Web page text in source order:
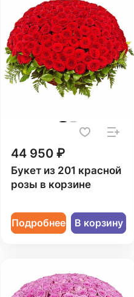
44 950 ₽
Букет из 201 красной
розы в корзине
Подробнее В корзину